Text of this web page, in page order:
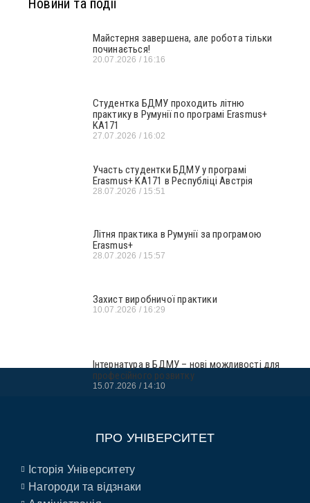
Новини та події
Майстерня завершена, але робота тільки
починається!
20.07.2026 16:16
Студентка БДМУ проходить літню
практику в Румунії по програмі Erasmus+
KA171
27.07.2026 16:02
Участь студентки БДМУ у програмі
Erasmus+ KA171 в Республіці Австрія
28.07.2026 15:51
Літня практика в Румунії за програмою
Erasmus+
28.07.2026 15:57
Захист виробничої практики
10.07.2026 16:29
Інтернатура в БДМУ – нові можливості для
професійного розвитку
15.07.2026 14:10
ПРО УНІВЕРСИТЕТ
Історія Університету
Нагороди та відзнаки